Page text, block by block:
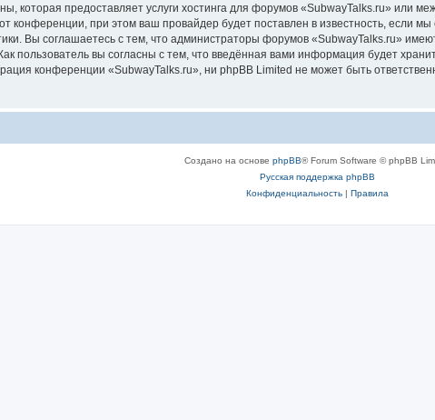
которая предоставляет услуги хостинга для форумов «SubwayTalks.ru» или
конференции, при этом ваш провайдер будет поставлен в известность, если
Вы соглашаетесь с тем, что администраторы форумов «SubwayTalks.ru»
пользователь вы согласны с тем, что введённая вами информация будет
конференции «SubwayTalks.ru», ни phpBB Limited не может быть
Создано на основе phpBB® Forum Software © phpBB
Русская поддержка phpBB
Конфиденциальность| Правила